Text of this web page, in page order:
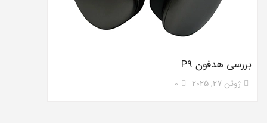
بررسی هدفون P9
ژوئن 27, 2025 0